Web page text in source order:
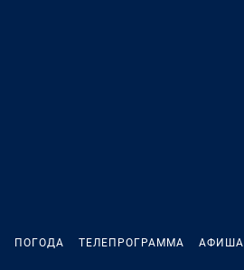
ПОГОДА ТЕЛЕПРОГРАММА АФИША